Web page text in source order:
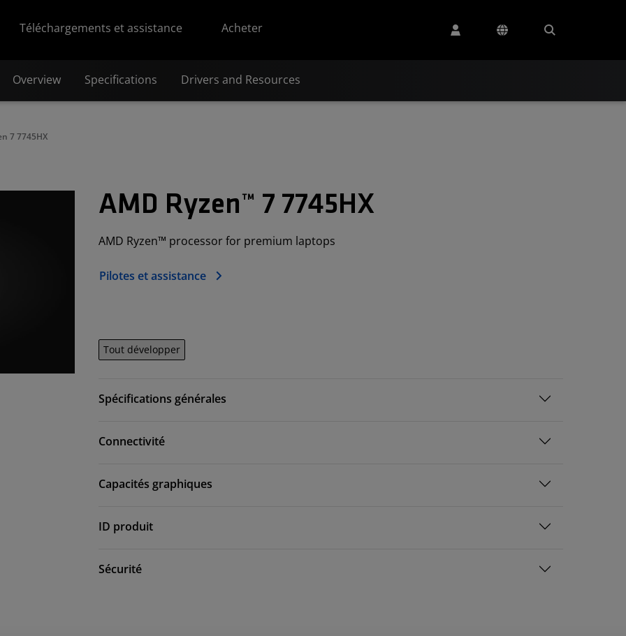
Téléchargements et assistance Acheter
Overview Specifications Drivers and Resources
7 7745HX
AMD Ryzen™ 7 7745HX
AMD Ryzen™ processor for premium laptops
Pilotes et assistance
Tout développer
Spécifications générales
Connectivité
Capacités graphiques
ID produit
Sécurité